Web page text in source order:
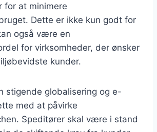
for at minimere
Dette er ikke kun godt for
også være en
for virksomheder, der ønsker
kunder.
stigende globalisering og e-
med at påvirke
Speditører skal være i stand